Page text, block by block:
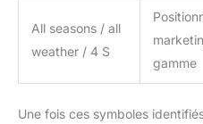
All seasons / all
weather / 4 S
gamme
Une fois ces symboles